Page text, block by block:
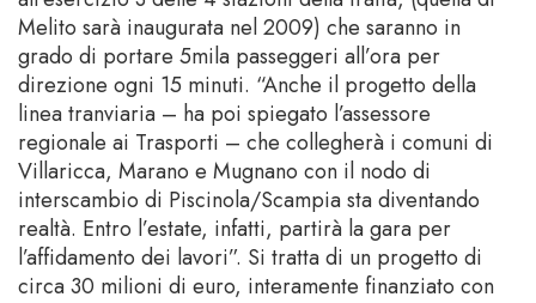
Melito sarà inaugurata nel 2009) che saranno in
grado di portare 5mila passeggeri all’ora per
direzione ogni 15 minuti. “Anche il progetto della
linea tranviaria – ha poi spiegato l’assessore
regionale ai Trasporti – che collegherà i comuni di
Villaricca, Marano e Mugnano con il nodo di
interscambio di Piscinola/Scampia sta diventando
realtà. Entro l’estate, infatti, partirà la gara per
l’affidamento dei lavori”. Si tratta di un progetto di
circa 30 milioni di euro, interamente finanziato con